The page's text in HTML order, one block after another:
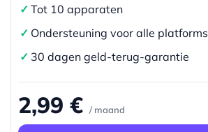
✓Tot 10 apparaten
✓ Ondersteuning voor alle platforms
✓ 30 dagen geld-terug-garantie
2,99 € / maand